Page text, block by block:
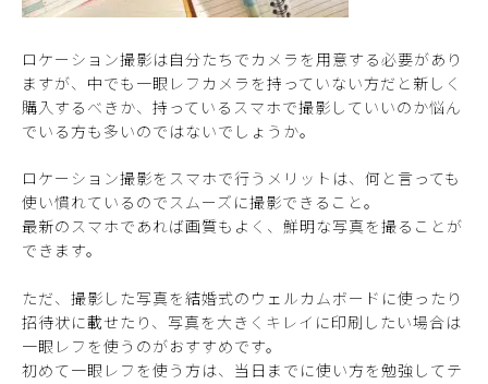
ロケーション撮影は自分たちでカメラを用意する必要があり
ますが、中でも一眼レフカメラを持っていない方だと新しく
購入するべきか、持っているスマホで撮影していいのか悩ん
でいる方も多いのではないでしょうか。
ロケーション撮影をスマホで行うメリットは、何と言っても
使い慣れているのでスムーズに撮影できること。
最新のスマホであれば画質もよく、鮮明な写真を撮ることが
できます。
ただ、撮影した写真を結婚式のウェルカムボードに使ったり
招待状に載せたり、写真を大きくキレイに印刷したい場合は
一眼レフを使うのがおすすめです。
初めて一眼レフを使う方は、当日までに使い方を勉強してテ